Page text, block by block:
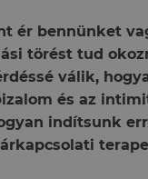
ér bennünket
törést tud
válik,
és az
indítsunk